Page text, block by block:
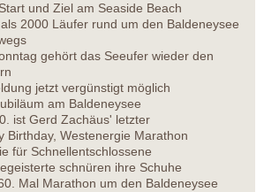
und Ziel am Seaside Beach
2000 Läufer rund um den Baldeneysee
gehört das Seeufer wieder den
jetzt vergünstigt möglich
am Baldeneysee
ist Gerd Zachäus' letzter
Birthday, Westenergie Marathon
für Schnellentschlossene
schnüren ihre Schuhe
Mal Marathon um den Baldeneysee